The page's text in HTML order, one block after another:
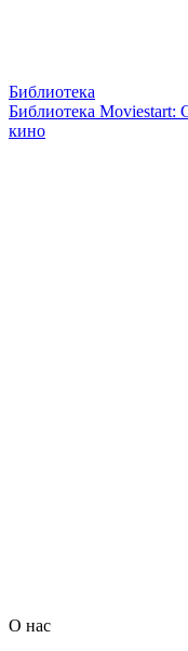
Библиотека
Библиотека Moviestart:
кино
О нас